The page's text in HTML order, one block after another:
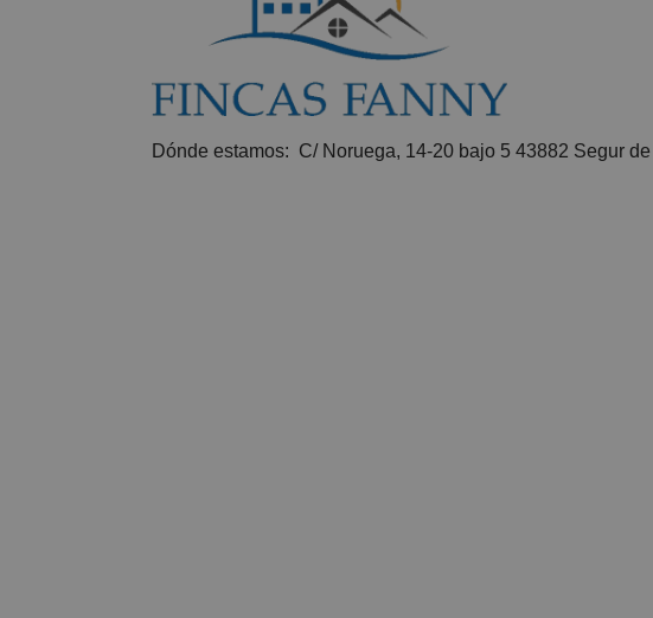
Dónde estamos: C/ Noruega, 14-20 bajo 5 43882 Segur